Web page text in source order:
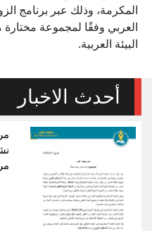
المكرمة، وذلك عبر برنامج
العربي وفقًا لمجموعة مختارة
البيئة العربية.
أحدث الاخبار